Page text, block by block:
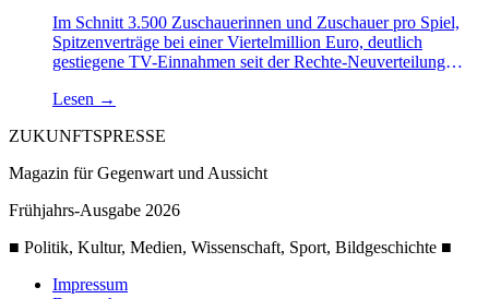
Im Schnitt 3.500 Zuschauerinnen und Zuschauer pro Spiel,
Spitzenverträge bei einer Viertelmillion Euro, deutlich
gestiegene TV-Einnahmen seit der Rechte-Neuverteilung
2025/26.
Lesen →
ZUKUNFTSPRESSE
Magazin für Gegenwart und Aussicht
Frühjahrs-Ausgabe 2026
■ Politik, Kultur, Medien, Wissenschaft, Sport, Bildgeschichte ■
Impressum